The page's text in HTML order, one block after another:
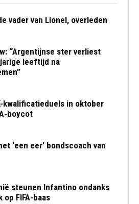
vader van Lionel, overleden
“Argentijnse ster verliest
leeftijd na
kwalificatieduels in oktober
boycot
‘een eer’ bondscoach van
steunen Infantino ondanks
FIFA-baas